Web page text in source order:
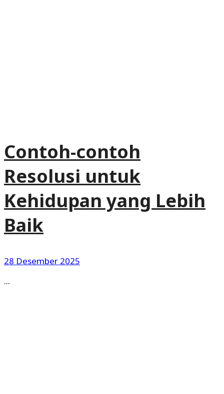
Contoh-contoh
Resolusi untuk
Kehidupan yang Lebih
Baik
28 Desember 2025
...